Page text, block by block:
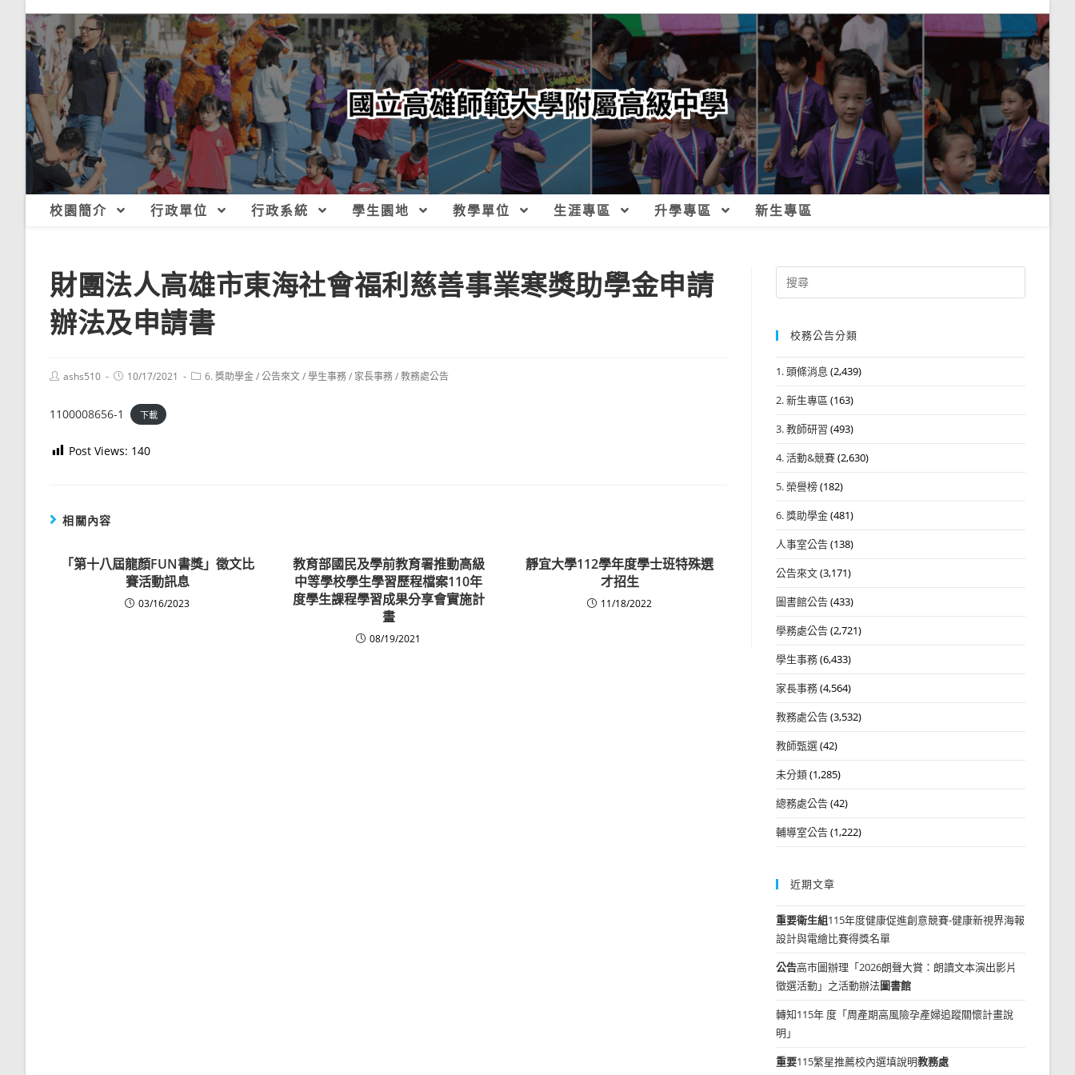
校園簡介 行政單位 行政系統 學生園地 教學單位 生涯專區 升學專區 新生專區
財團法人高雄市東海社會福利慈善事業寒獎助學金申請
辦法及申請書
Postashs510
Post10/17/2021
Post6. 獎助學金/公告來文/學生事務/ 家長事務/教務處公告
1100008656-1 下載
Post Views: 140
相關內容
「第十八屆龍顏FUN書獎」徵文比
賽活動訊息
03/16/2023
教育部國民及學前教育署推動高級
中等學校學生學習歷程檔案110年
度學生課程學習成果分享會實施計
畫
08/19/2021
靜宜大學112學年度學士班特殊選
才招生
11/18/2022
Search
for:
校務公告分類
1. 頭條消息 (2,439)
2. 新生專區 (163)
3. 教師研習 (493)
4. 活動&競賽(2,630)
5. 榮譽榜(182)
6. 獎助學金(481)
人事室公告(138)
公告來文(3,171)
圖書館公告(433)
學務處公告(2,721)
學生事務(6,433)
家長事務(4,564)
教務處公告(3,532)
教師甄選(42)
未分類(1,285)
總務處公告(42)
輔導室公告(1,222)
近期文章
重要衛生組115年度健康促進創意競賽-健康新視界海報
設計與電繪比賽得獎名單
公告高市圖辦理「2026朗聲大賞：朗讀文本演出影片
徵選活動」之活動辦法圖書館
轉知115年 度「周產期高風險孕產婦追蹤關懷計畫說
明」
重要115繁星推薦校內選填說明教務處